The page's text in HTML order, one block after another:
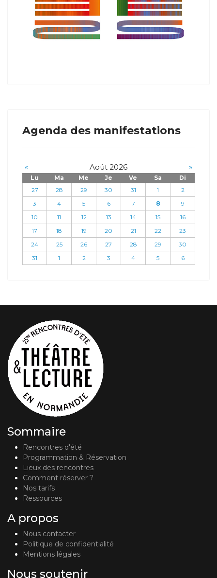
Agenda des manifestations
« Août 2026 »
Lu Ma Me Je Ve Sa
Di
27
28 29 30 31 1
2
3
4 5 6 7 8
9
10
11 12 13 14 15
16
17
18 19 20 21 22
23
24
25 26 27 28 29
30
31
1 2 3 4 5 6
Sommaire
Rencontres d'été
Programmation & Réservation
Lieux des rencontres
Comment réserver ?
Nos tarifs
Ressources
A propos
Nous contacter
Politique de confidentialité
Mentions légales
Nous soutenir